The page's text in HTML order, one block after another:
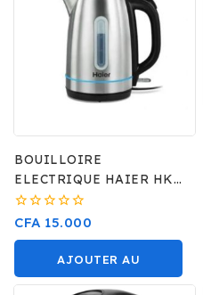
BOUILLOIRE
ELECTRIQUE HAIER HKE
6S INOX
0
5
CFA 15.000
AJOUTER AU
PANIER